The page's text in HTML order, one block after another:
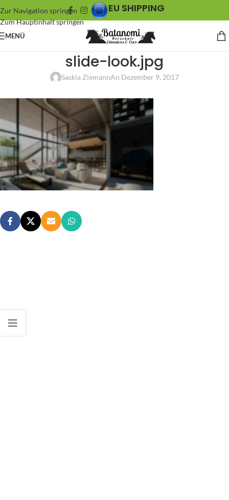
Zur Navigation springen
Zum Hauptinhalt springen
EU SHIPPING
MENÜ
slide-look.jpg
Saskia ZiemannAn Dezember 9, 2017